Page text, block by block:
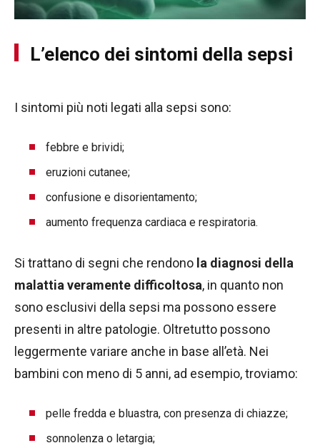
L’elenco dei sintomi della sepsi
I sintomi più noti legati alla sepsi sono:
febbre e brividi;
eruzioni cutanee;
confusione e disorientamento;
aumento frequenza cardiaca e respiratoria.
Si trattano di segni che rendono la diagnosi della
malattia veramente difficoltosa, in quanto non
sono esclusivi della sepsi ma possono essere
presenti in altre patologie. Oltretutto possono
leggermente variare anche in base all’età. Nei
bambini con meno di 5 anni, ad esempio, troviamo:
pelle fredda e bluastra, con presenza di chiazze;
sonnolenza o letargia;